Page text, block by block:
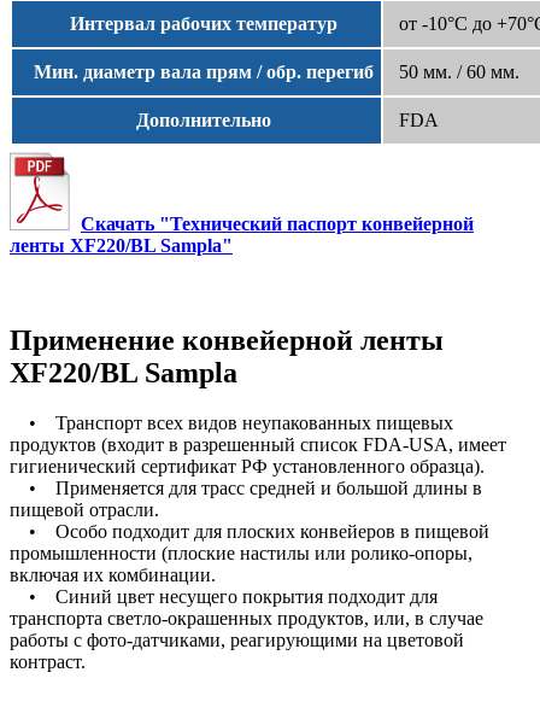
Интервал рабочих температур от -10°С до
Мин. диаметр вала прям / обр. перегиб 50 мм. / 60 мм.
Дополнительно FDA
Скачать "Технический паспорт конвейерной
ленты XF220/BL Sampla"
Применение конвейерной ленты
XF220/BL Sampla
• Транспорт всех видов неупакованных пищевых
продуктов (входит в разрешенный список FDA-USA, имеет
гигиенический сертификат РФ установленного образца).
• Применяется для трасс средней и большой длины в
пищевой отрасли.
• Особо подходит для плоских конвейеров в пищевой
промышленности (плоские настилы или ролико-опоры,
включая их комбинации.
• Синий цвет несущего покрытия подходит для
транспорта светло-окрашенных продуктов, или, в случае
работы с фото-датчиками, реагирующими на цветовой
контраст.